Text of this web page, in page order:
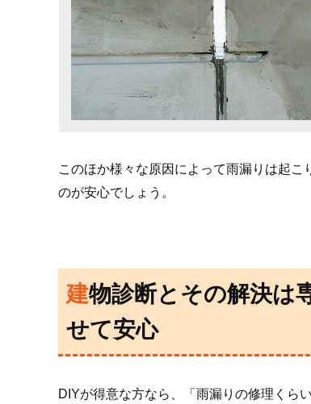
このほか様々な原因によって雨漏りは起
のが安心でしょう。
建物診断とその解決は専門業者にまか
せて安心
DIYが得意な方なら、「雨漏りの修理くら